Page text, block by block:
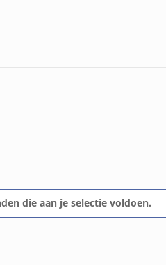
die aan je selectie voldoen.